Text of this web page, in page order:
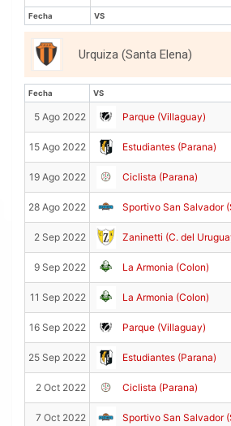
Fecha VS
Fecha VS
Urquiza (Santa Elena)
Fecha VS
5 Ago 2022 Parque (Villaguay)
15 Ago 2022 Estudiantes (Parana)
19 Ago 2022 Ciclista (Parana)
28 Ago 2022 Sportivo San Salvador
2 Sep 2022 Zaninetti (C. del
9 Sep 2022 La Armonia (Colon)
11 Sep 2022 La Armonia (Colon)
16 Sep 2022 Parque (Villaguay)
25 Sep 2022 Estudiantes (Parana)
2 Oct 2022 Ciclista (Parana)
7 Oct 2022 Sportivo San Salvador